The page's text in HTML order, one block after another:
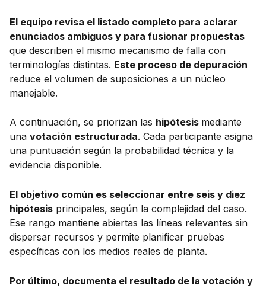
El equipo revisa el listado completo para aclarar
enunciados ambiguos y para fusionar propuestas
que describen el mismo mecanismo de falla con
terminologías distintas. Este proceso de depuración
reduce el volumen de suposiciones a un núcleo
manejable.
A continuación, se priorizan las hipótesis mediante
una votación estructurada. Cada participante asigna
una puntuación según la probabilidad técnica y la
evidencia disponible.
El objetivo común es seleccionar entre seis y diez
hipótesis principales, según la complejidad del caso.
Ese rango mantiene abiertas las líneas relevantes sin
dispersar recursos y permite planificar pruebas
específicas con los medios reales de planta.
Por último, documenta el resultado de la votación y